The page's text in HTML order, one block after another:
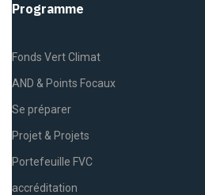
Programme
Fonds Vert Climat
AND & Points Focaux
Se préparer
Projet & Projets
Portefeuille FVC
accréditation